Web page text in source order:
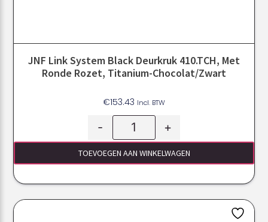
JNF Link System Black Deurkruk 410.TCH, Met
Ronde Rozet, Titanium-Chocolat/Zwart
€153.43 Incl. BTW
- +
TOEVOEGEN AAN WINKELWAGEN